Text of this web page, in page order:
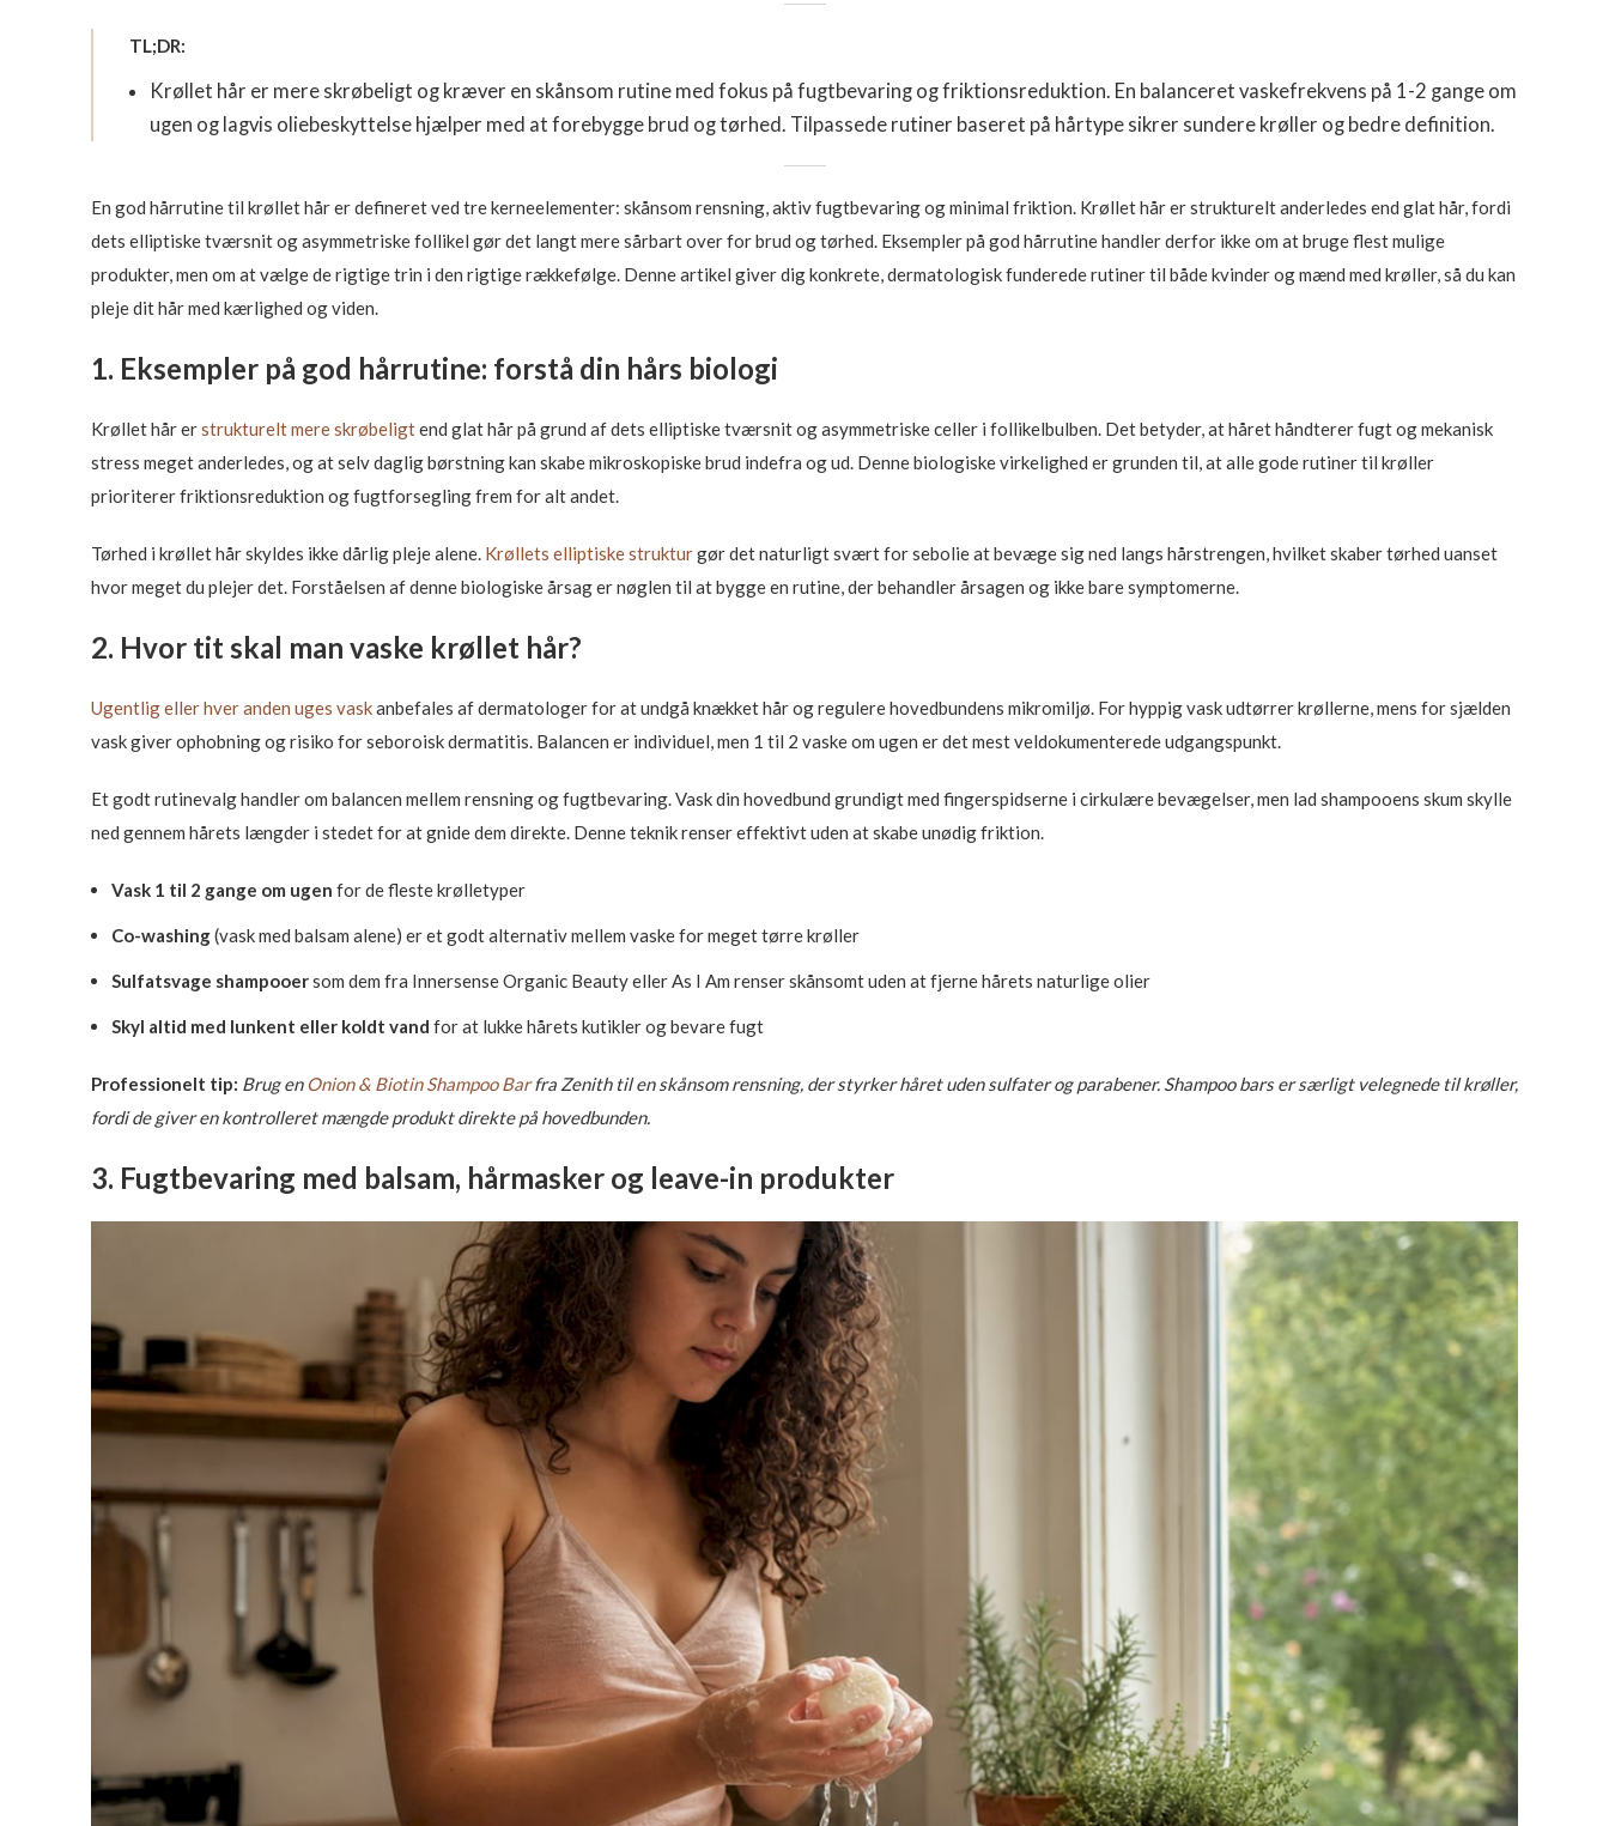
TL;DR:
Krøllet hår er mere skrøbeligt og kræver en skånsom rutine med fokus på fugtbevaring og friktionsreduktion. En balanceret vaskefrekvens på 1-2 gange om
ugen og lagvis oliebeskyttelse hjælper med at forebygge brud og tørhed. Tilpassede rutiner baseret på hårtype sikrer sundere krøller og bedre definition.
En god hårrutine til krøllet hår er defineret ved tre kerneelementer: skånsom rensning, aktiv fugtbevaring og minimal friktion. Krøllet hår er strukturelt anderledes end glat hår, fordi
dets elliptiske tværsnit og asymmetriske follikel gør det langt mere sårbart over for brud og tørhed. Eksempler på god hårrutine handler derfor ikke om at bruge flest mulige
produkter, men om at vælge de rigtige trin i den rigtige rækkefølge. Denne artikel giver dig konkrete, dermatologisk funderede rutiner til både kvinder og mænd med krøller, så du kan
pleje dit hår med kærlighed og viden.
1. Eksempler på god hårrutine: forstå din hårs biologi
Krøllet hår erstrukturelt mere skrøbeligtend glat hår på grund af dets elliptiske tværsnit og asymmetriske celler i follikelbulben. Det betyder, at håret håndterer fugt og mekanisk
stress meget anderledes, og at selv daglig børstning kan skabe mikroskopiske brud indefra og ud. Denne biologiske virkelighed er grunden til, at alle gode rutiner til krøller
prioriterer friktionsreduktion og fugtforsegling frem for alt andet.
Tørhed i krøllet hår skyldes ikke dårlig pleje alene. Krøllets elliptiske strukturgør det naturligt svært for sebolie at bevæge sig ned langs hårstrengen, hvilket skaber tørhed uanset
hvor meget du plejer det. Forståelsen af denne biologiske årsag er nøglen til at bygge en rutine, der behandler årsagen og ikke bare symptomerne.
2. Hvor tit skal man vaske krøllet hår?
Ugentlig eller hver anden uges vaskanbefales af dermatologer for at undgå knækket hår og regulere hovedbundens mikromiljø. For hyppig vask udtørrer krøllerne, mens for sjælden
vask giver ophobning og risiko for seboroisk dermatitis. Balancen er individuel, men 1 til 2 vaske om ugen er det mest veldokumenterede udgangspunkt.
Et godt rutinevalg handler om balancen mellem rensning og fugtbevaring. Vask din hovedbund grundigt med fingerspidserne i cirkulære bevægelser, men lad shampooens skum skylle
ned gennem hårets længder i stedet for at gnide dem direkte. Denne teknik renser effektivt uden at skabe unødig friktion.
Vask 1 til 2 gange om ugen for de fleste krølletyper
Co-washing(vask med balsam alene) er et godt alternativ mellem vaske for meget tørre krøller
Sulfatsvage shampooersom dem fra Innersense Organic Beauty eller As I Am renser skånsomt uden at fjerne hårets naturlige olier
Skyl altid med lunkent eller koldt vand for at lukke hårets kutikler og bevare fugt
Professionelt tip: Brug enOnion & Biotin Shampoo Barfra Zenith til en skånsom rensning, der styrker håret uden sulfater og parabener. Shampoo bars er særligt velegnede til krøller,
fordi de giver en kontrolleret mængde produkt direkte på hovedbunden.
3. Fugtbevaring med balsam, hårmasker og leave-in produkter